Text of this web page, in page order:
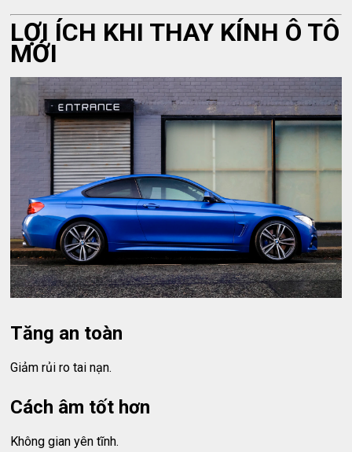
LỢI ÍCH KHI THAY KÍNH Ô TÔ
MỚI
Tăng an toàn
Giảm rủi ro tai nạn.
Cách âm tốt hơn
Không gian yên tĩnh.